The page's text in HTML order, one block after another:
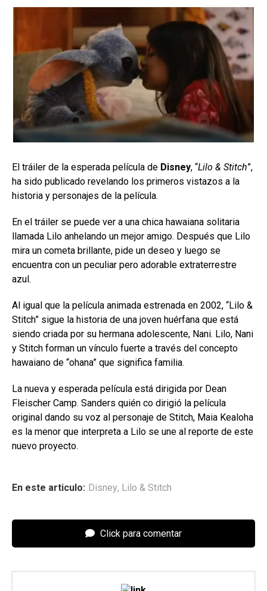
El tráiler de la esperada película de Disney, “Lilo & Stitch”,
ha sido publicado revelando los primeros vistazos a la
historia y personajes de la película.
En el tráiler se puede ver a una chica hawaiana solitaria
llamada Lilo anhelando un mejor amigo. Después que Lilo
mira un cometa brillante, pide un deseo y luego se
encuentra con un peculiar pero adorable extraterrestre
azul.
Al igual que la película animada estrenada en 2002, “Lilo &
Stitch” sigue la historia de una joven huérfana que está
siendo criada por su hermana adolescente, Nani. Lilo, Nani
y Stitch forman un vínculo fuerte a través del concepto
hawaiano de “ohana” que significa familia.
La nueva y esperada película está dirigida por Dean
Fleischer Camp. Sanders quién co dirigió la película
original dando su voz al personaje de Stitch, Maia Kealoha
es la menor que interpreta a Lilo se une al reporte de este
nuevo proyecto.
En este articulo: Disney, Lilo & Stitch
Click para comentar